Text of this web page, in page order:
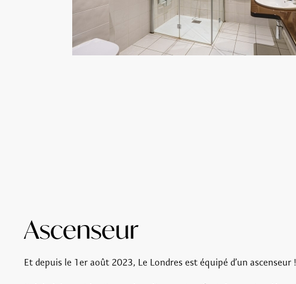
Ascenseur
Et depuis le 1er août 2023, Le Londres est équipé d’un ascenseur !